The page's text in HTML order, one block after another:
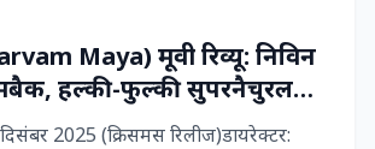
Maya) मूवी रिव्यू: निविन
हल्की-फुल्की सुपरनैचुरल
को छू जाती है
2025 (क्रिसमस रिलीज)डायरेक्टर: